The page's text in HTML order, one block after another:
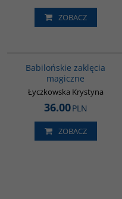
ZOBACZ
Babilońskie zaklęcia
magiczne
Łyczkowska Krystyna
36.00PLN
ZOBACZ